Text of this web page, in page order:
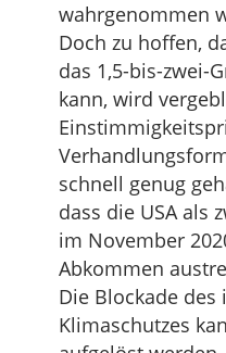
wahrgenommen
Doch zu hoffen,
das 1,5-bis-zwei-
kann, wird
schnell genug
dass die USA als
im November
Abkommen
Die Blockade
Klimaschutzes